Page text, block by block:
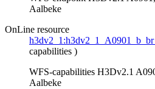
Aalbeke
OnLine resource
h3dv2_1:h3dv2_1_A0901_b_br
capabilities )
WFS-capabilities H3Dv2.1
Aalbeke